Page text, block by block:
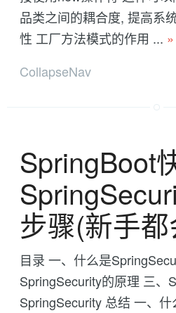
品类之间的耦合度, 提高系
性 工厂方法模式的作用 ... »
CollapseNav
SpringBoot
步骤(新手都
目录 一、什么是
SpringSecurity的原理 三、
SpringSecurity 总结 一、什